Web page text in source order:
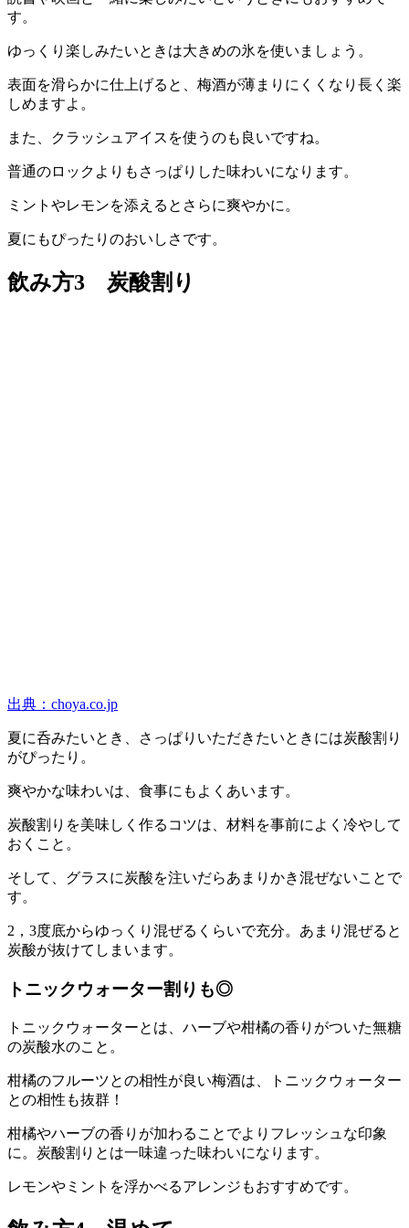
す。
ゆっくり楽しみたいときは大きめの氷を使いましょう。
表面を滑らかに仕上げると、梅酒が薄まりにくくなり長く楽
しめますよ。
また、クラッシュアイスを使うのも良いですね。
普通のロックよりもさっぱりした味わいになります。
ミントやレモンを添えるとさらに爽やかに。
夏にもぴったりのおいしさです。
飲み方3 炭酸割り
出典：choya.co.jp
夏に呑みたいとき、さっぱりいただきたいときには炭酸割り
がぴったり。
爽やかな味わいは、食事にもよくあいます。
炭酸割りを美味しく作るコツは、材料を事前によく冷やして
おくこと。
そして、グラスに炭酸を注いだらあまりかき混ぜないことで
す。
2，3度底からゆっくり混ぜるくらいで充分。あまり混ぜると
炭酸が抜けてしまいます。
トニックウォーター割りも◎
トニックウォーターとは、ハーブや柑橘の香りがついた無糖
の炭酸水のこと。
柑橘のフルーツとの相性が良い梅酒は、トニックウォーター
との相性も抜群！
柑橘やハーブの香りが加わることでよりフレッシュな印象
に。炭酸割りとは一味違った味わいになります。
レモンやミントを浮かべるアレンジもおすすめです。